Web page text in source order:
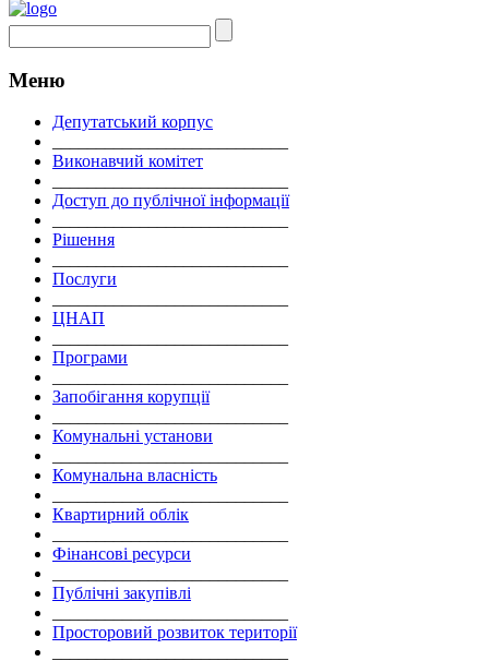
Меню
Депутатський корпус
Виконавчий комітет
Доступ до публічної інформації
Рішення
Послуги
ЦНАП
Програми
Запобігання корупції
Комунальні установи
Комунальна власність
Квартирний облік
Фінансові ресурси
Публічні закупівлі
Просторовий розвиток території